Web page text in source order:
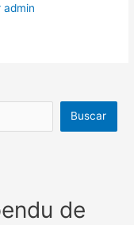
admin
Buscar
de